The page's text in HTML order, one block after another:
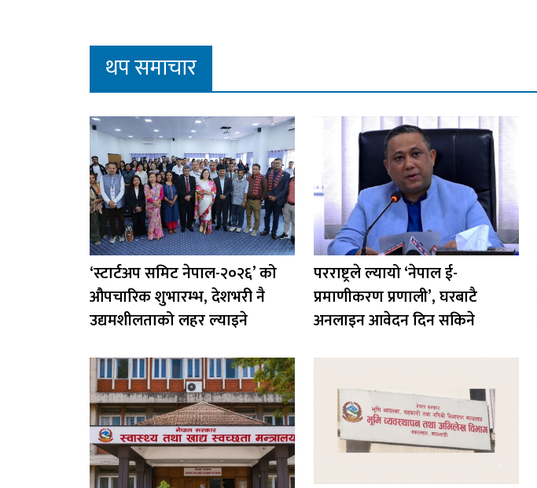
थप समाचार
‘स्टार्टअप समिट नेपाल-२०२६’ को
औपचारिक शुभारम्भ, देशभरी नै
उद्यमशीलताको लहर ल्याइने
परराष्ट्रले ल्यायो ‘नेपाल ई-
प्रमाणीकरण प्रणाली’, घरबाटै
अनलाइन आवेदन दिन सकिने